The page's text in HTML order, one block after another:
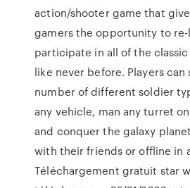
action/shooter game that
gamers the opportunity to re-
participate in all of the
like never before. Players can
number of different soldier
any vehicle, man any turret
and conquer the galaxy
with their friends or offline in
Téléchargement gratuit star